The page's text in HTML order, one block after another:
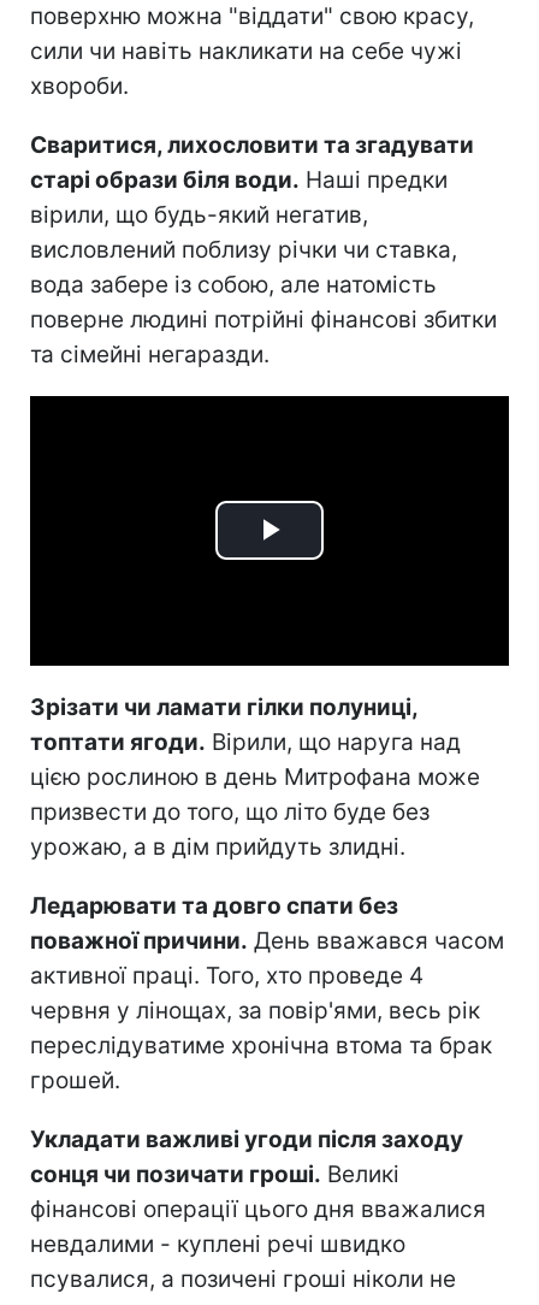
поверхню можна "віддати" свою красу,
сили чи навіть накликати на себе чужі
хвороби.
Сваритися, лихословити та згадувати
старі образи біля води. Наші предки
вірили, що будь-який негатив,
висловлений поблизу річки чи ставка,
вода забере із собою, але натомість
поверне людині потрійні фінансові збитки
та сімейні негаразди.
Play
Зрізати чи ламати гілки полуниці,
топтати ягоди. Вірили, що наруга над
цією рослиною в день Митрофана може
призвести до того, що літо буде без
урожаю, а в дім прийдуть злидні.
Ледарювати та довго спати без
поважної причини. День вважався часом
активної праці. Того, хто проведе 4
червня у лінощах, за повір'ями, весь рік
переслідуватиме хронічна втома та брак
грошей.
Укладати важливі угоди після заходу
сонця чи позичати гроші. Великі
фінансові операції цього дня вважалися
невдалими - куплені речі швидко
псувалися, а позичені гроші ніколи не